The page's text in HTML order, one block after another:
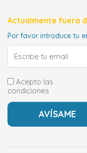
Actualmente fuera
Por favor introduce tu
Acepto las
condiciones